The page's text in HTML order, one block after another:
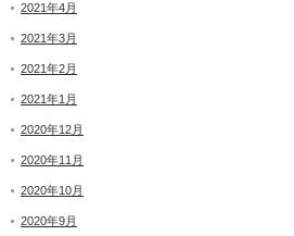
2021年4月
2021年3月
2021年2月
2021年1月
2020年12月
2020年11月
2020年10月
2020年9月